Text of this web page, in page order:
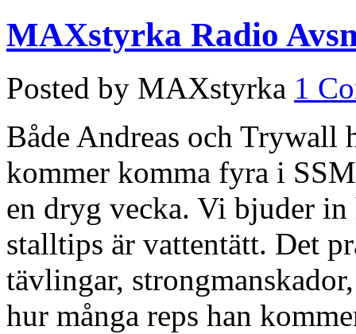
MAXstyrka Radio
Posted by MAXstyrka 1
Både Andreas och Trywall
kommer komma fyra i
en dryg vecka. Vi bjuder
stalltips är vattentätt. Det
tävlingar,
hur många reps han